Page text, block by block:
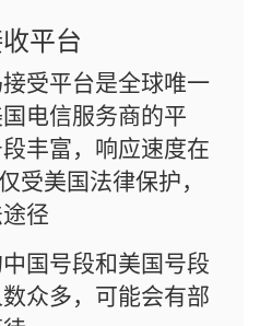
平台
受平台是全球唯一
电信服务商的平
丰富，响应速度在
受美国法律保护，
径
国号段和美国号段
众多，可能会有部